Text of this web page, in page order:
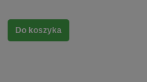
Do koszyka